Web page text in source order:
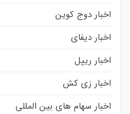
اخبار دوج کوین
اخبار دیفای
اخبار ریپل
اخبار زی کش
اخبار سهام های بین المللی